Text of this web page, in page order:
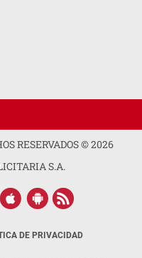
RESERVADOS ©2026
S.A.
DE PRIVACIDAD